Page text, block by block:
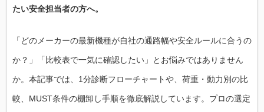
たい安全担当者の方へ。
「どのメーカーの最新機種が自社の通路幅や安全ルールに合うの
か？」「比較表で一気に確認したい」とお悩みではありません
か。本記事では、1分診断フローチャートや、荷重・動力別の比
較、MUST条件の棚卸し手順を徹底解説しています。プロの選定